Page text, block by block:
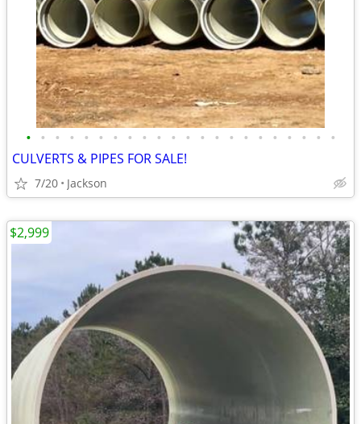
• • • • • • • • • • • • • • • • • • • • • •
CULVERTS & PIPES FOR SALE!
7/20 Jackson
$2,999